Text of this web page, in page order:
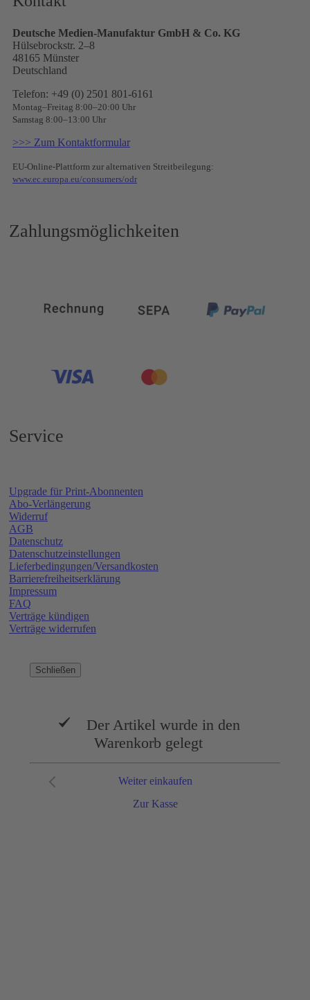
Deutsche Medien-Manufaktur GmbH & Co. KG
Hülsebrockstr. 2–8
48165 Münster
Deutschland
Telefon: +49 (0) 2501 801-6161
Montag–Freitag 8:00–20:00 Uhr
Samstag 8:00–13:00 Uhr
>>> Zum Kontaktformular
EU-Online-Plattform zur alternativen Streitbeilegung:
www.ec.europa.eu/consumers/odr
Zahlungsmöglichkeiten
Service
Upgrade für Print-Abonnenten
Abo-Verlängerung
Widerruf
AGB
Datenschutz
Datenschutzeinstellungen
Lieferbedingungen/Versandkosten
Barrierefreiheitserklärung
Impressum
FAQ
Verträge kündigen
Verträge widerrufen
Schließen
Der Artikel wurde in den
Warenkorb gelegt
Zur Kasse
Weiter einkaufen